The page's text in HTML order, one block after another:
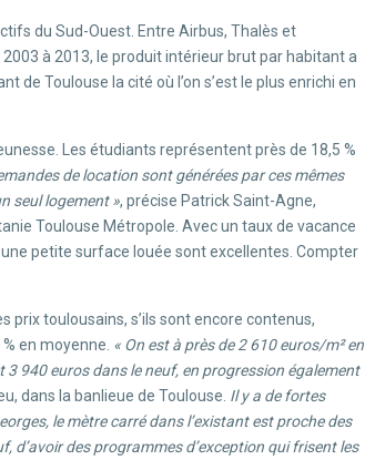
du Sud-Ouest. Entre Airbus, Thalès et
2003 à 2013, le produit intérieur brut par habitant a
de Toulouse la cité où l’on s’est le plus enrichi en
Les étudiants représentent près de 18,5 %
de location sont générées par ces mêmes
seul logement », précise Patrick Saint-Agne,
Toulouse Métropole. Avec un taux de vacance
petite surface louée sont excellentes. Compter
toulousains, s’ils sont encore contenus,
en moyenne. « On est à près de 2 610 euros/m² en
3 940 euros dans le neuf, en progression également
dans la banlieue de Toulouse. Il y a de fortes
le mètre carré dans l’existant est proche des
d’avoir des programmes d’exception qui frisent les